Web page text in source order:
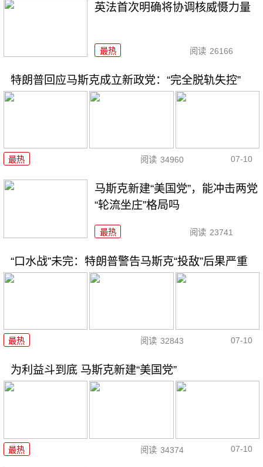
英法首次明确将协调核威慑力量
最热 阅读 26166
特朗普回应马斯克成立新政党：“完全脱轨失控”
最热 阅读 34960 07-10
马斯克新建“美国党”，能冲击两党
“轮流坐庄”格局吗
最热 阅读 23741
“口水战”未完：特朗普警告马斯克“投敌”后果严重
最热 阅读 32843 07-10
为利益斗到底 马斯克新建“美国党”
最热 阅读 34374 07-10